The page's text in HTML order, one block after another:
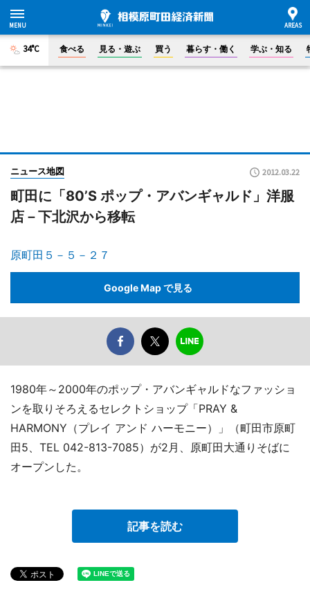
34°C 食べる 見る・遊ぶ 買う 暮らす・働く 学ぶ・知る
ニュース地図 2012.03.22
町田に「80’S ポップ・アバンギャルド」洋服
店－下北沢から移転
原町田５－５－２７
Google Map で見る
1980年～2000年のポップ・アバンギャルドなファッショ
ンを取りそろえるセレクトショップ「PRAY &
HARMONY（プレイ アンド ハーモニー）」（町田市原町
田5、TEL 042-813-7085）が2月、原町田大通りそばに
オープンした。
記事を読む